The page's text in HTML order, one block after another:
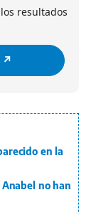
resultados
↗️
en la
Anabel no han